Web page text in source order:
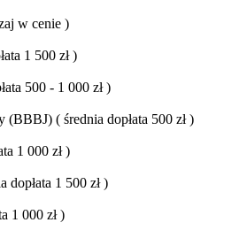
w cenie )
1 500 zł)
500 - 1 000 zł)
(BBBJ) ( średnia dopłata 500 zł)
1 000 zł)
dopłata 1 500 zł)
1 000 zł)